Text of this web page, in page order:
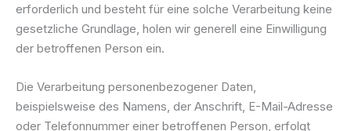
erforderlich und besteht für eine solche Verarbeitung keine
gesetzliche Grundlage, holen wir generell eine Einwilligung
der betroffenen Person ein.
Die Verarbeitung personenbezogener Daten,
beispielsweise des Namens, der Anschrift, E-Mail-Adresse
oder Telefonnummer einer betroffenen Person, erfolgt